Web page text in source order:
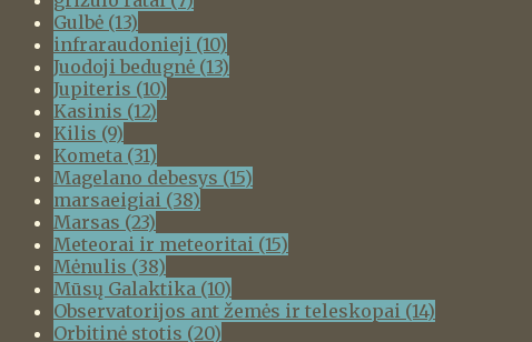
Gulbė (13)
infraraudonieji (10)
Juodoji bedugnė (13)
Jupiteris (10)
Kasinis (12)
Kilis (9)
Kometa (31)
Magelano debesys (15)
marsaeigiai (38)
Marsas (23)
Meteorai ir meteoritai (15)
Mėnulis (38)
Mūsų Galaktika (10)
Observatorijos ant žemės ir teleskopai (14)
Orbitinė stotis (20)